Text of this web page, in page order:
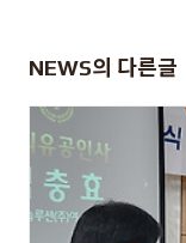
NEWS의 다른글